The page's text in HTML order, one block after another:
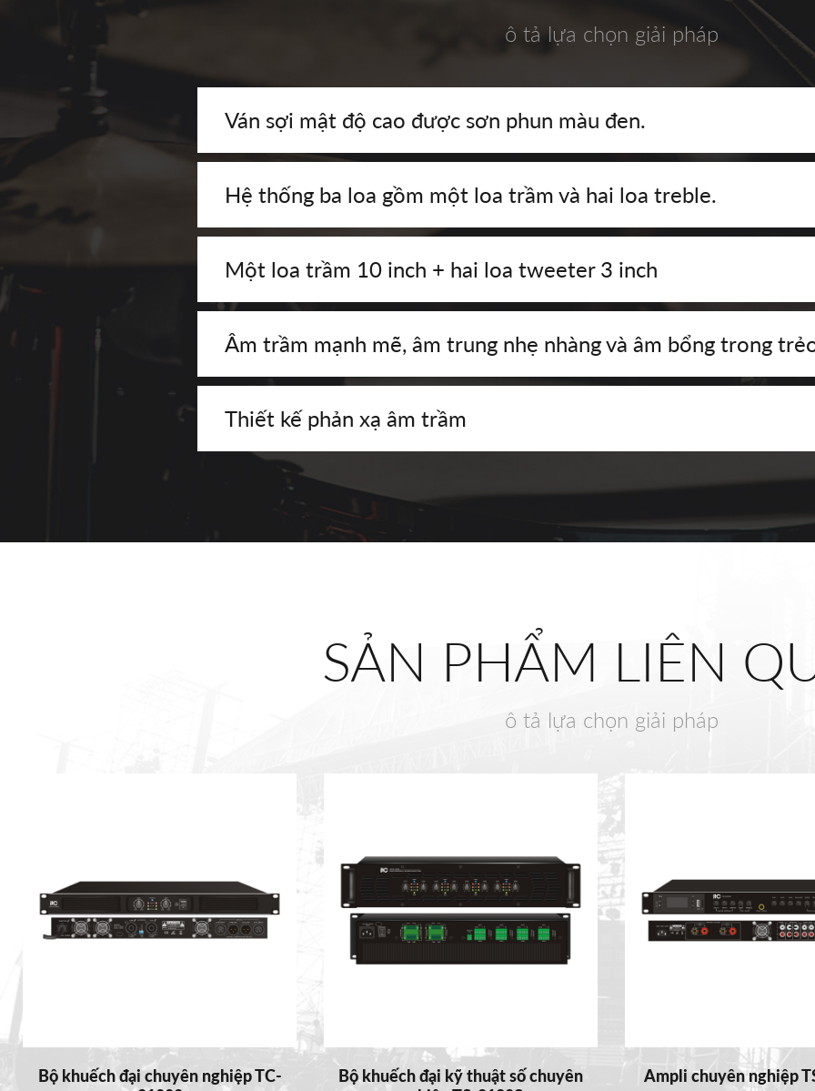
ô tả lựa chọn giải pháp
Ván sợi mật độ cao được sơn phun màu đen.
Hệ thống ba loa gồm một loa trầm và hai loa treble.
Một loa trầm 10 inch + hai loa tweeter 3 inch
Âm trầm mạnh mẽ, âm trung nhẹ nhàng và âm bổng trong
Thiết kế phản xạ âm trầm
SẢN PHẨM LIÊN
ô tả lựa chọn giải pháp
Bộ khuếch đại chuyên nghiệp TC-
Bộ khuếch đại kỹ thuật số chuyên
Ampli chuyên nghiệp